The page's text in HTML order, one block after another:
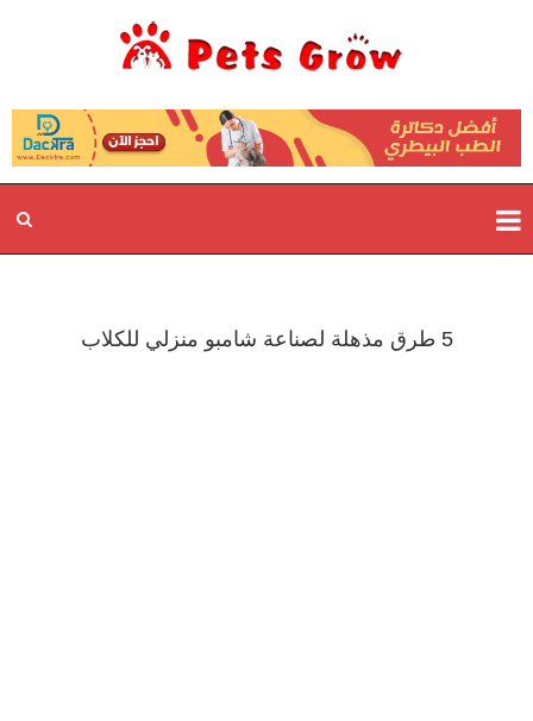
5 طرق مذهلة لصناعة شامبو منزلي للكلاب